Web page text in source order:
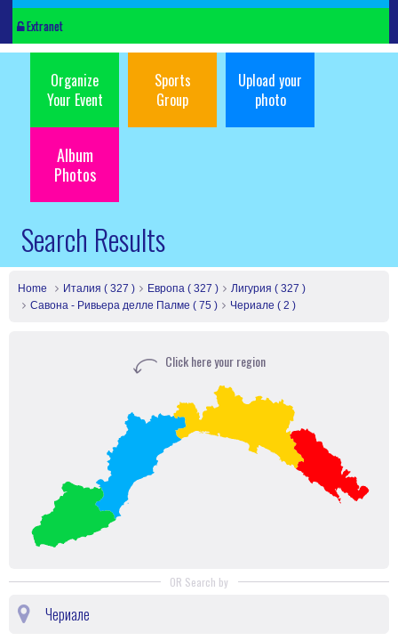
Extranet
Organize
Your Event
Sports
Group
Upload your
photo
Album
Photos
Search Results
Home Италия ( 327 ) Европа ( 327 )
Лигурия ( 327 )
Савона - Ривьера делле Палме ( 75 )
Чериале ( 2 )
Click here your region
OR Search by